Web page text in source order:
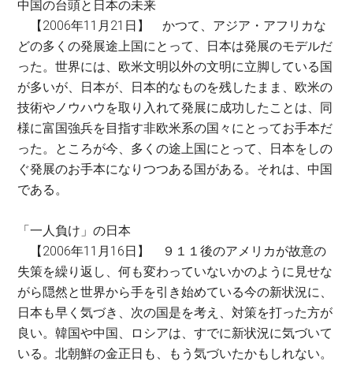
中国の台頭と日本の未来
【2006年11月21日】 かつて、アジア・アフリカな
どの多くの発展途上国にとって、日本は発展のモデルだ
った。世界には、欧米文明以外の文明に立脚している国
が多いが、日本が、日本的なものを残したまま、欧米の
技術やノウハウを取り入れて発展に成功したことは、同
様に富国強兵を目指す非欧米系の国々にとってお手本だ
った。ところが今、多くの途上国にとって、日本をしの
ぐ発展のお手本になりつつある国がある。それは、中国
である。
「一人負け」の日本
【2006年11月16日】 ９１１後のアメリカが故意の
失策を繰り返し、何も変わっていないかのように見せな
がら隠然と世界から手を引き始めている今の新状況に、
日本も早く気づき、次の国是を考え、対策を打った方が
良い。韓国や中国、ロシアは、すでに新状況に気づいて
いる。北朝鮮の金正日も、もう気づいたかもしれない。